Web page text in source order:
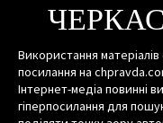
Використання
посилання на
Інтернет-медіа повинні
гіперпосилання для